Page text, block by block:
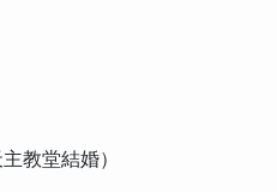
教堂結婚）